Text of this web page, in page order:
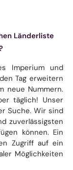
Länderliste
Imperium und
Tag erweitern
neue Nummern.
täglich! Unser
Suche. Wir sind
zuverlässigsten
können. Ein
Zugriff auf ein
Möglichkeiten